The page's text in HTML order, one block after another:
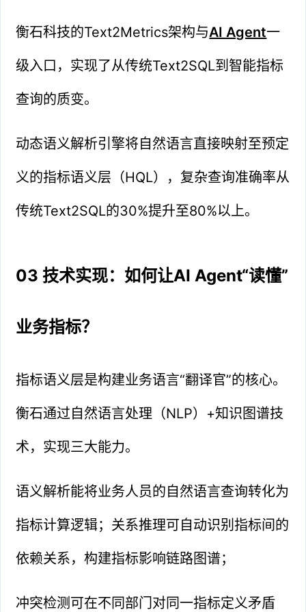
衡石科技的Text2Metrics架构与AI Agent一
级入口，实现了从传统Text2SQL到智能指标
查询的质变。
动态语义解析引擎将自然语言直接映射至预定
义的指标语义层（HQL），复杂查询准确率从
传统Text2SQL的30%提升至80%以上。
03 技术实现：如何让AI Agent“读懂”
业务指标？
指标语义层是构建业务语言“翻译官”的核心。
衡石通过自然语言处理（NLP）+知识图谱技
术，实现三大能力。
语义解析能将业务人员的自然语言查询转化为
指标计算逻辑；关系推理可自动识别指标间的
依赖关系，构建指标影响链路图谱；
冲突检测可在不同部门对同一指标定义矛盾